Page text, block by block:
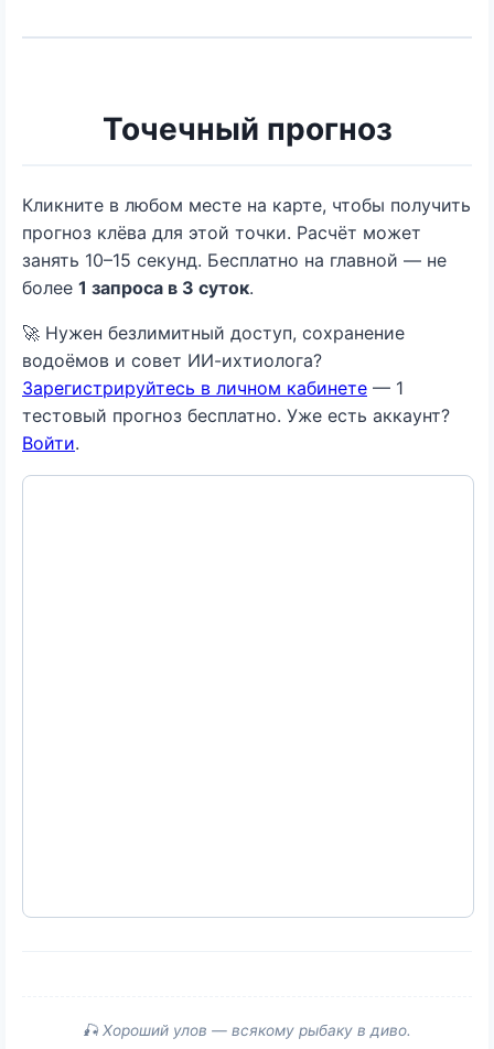
Точечный прогноз
Кликните в любом месте на карте, чтобы получить
прогноз клёва для этой точки. Расчёт может
занять 10–15 секунд. Бесплатно на главной — не
более 1 запроса в 3 суток.
🚀 Нужен безлимитный доступ, сохранение
водоёмов и совет ИИ-ихтиолога?
Зарегистрируйтесь в личном кабинете — 1
тестовый прогноз бесплатно. Уже есть аккаунт?
Войти.
🎣 Хороший улов — всякому рыбаку в диво.